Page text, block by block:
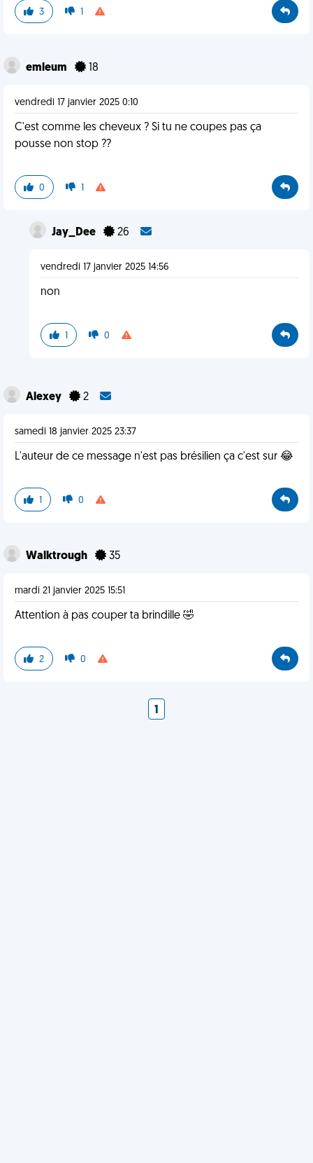
3 1
emleum 18
vendredi 17 janvier 2025 0:10
C'est comme les cheveux ? Si tu ne coupes pas ça
pousse non stop ??
0 1
Jay_Dee 26
vendredi 17 janvier 2025 14:56
non
1 0
Alexey 2
samedi 18 janvier 2025 23:37
L'auteur de ce message n'est pas brésilien ça c'est sur 😂
1 0
Walktrough 35
mardi 21 janvier 2025 15:51
Attention à pas couper ta brindille 🤣
2 0
1